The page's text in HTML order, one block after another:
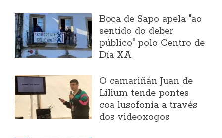
Boca de Sapo apela "ao
sentido do deber
público" polo Centro de
Día XA
O camariñán Juan de
Lilium tende pontes
coa lusofonía a través
dos videoxogos